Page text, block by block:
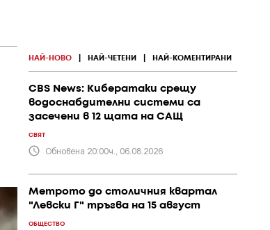
НАЙ-НОВО НАЙ-ЧЕТЕНИ НАЙ-КОМЕНТИРАНИ
CBS News: Кибератаки срещу
водоснабдителни системи са
засечени в 12 щата на САЩ
СВЯТ
Обновена 20:00ч., 06.08.2026
Метрото до столичния квартал
"Левски Г" тръгва на 15 август
ОБЩЕСТВО